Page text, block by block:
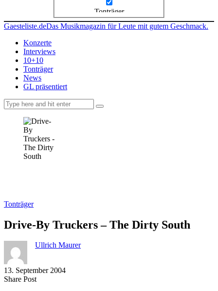
Tonträger
Gaesteliste.deDas Musikmagazin für Leute mit gutem Geschmack.
Konzerte
Interviews
10+10
Tonträger
News
GL präsentiert
Tonträger
Drive-By Truckers – The Dirty South
Ullrich Maurer
13. September 2004
Share PostShare
Copy
Send